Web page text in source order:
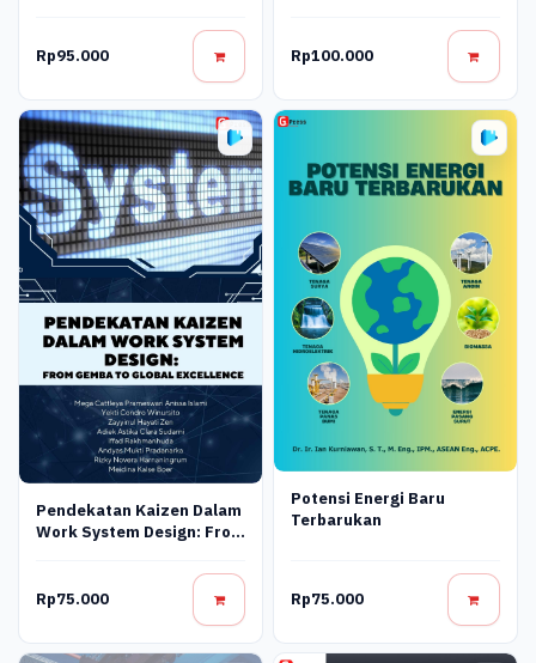
Rp95.000 Rp100.000
Pendekatan Kaizen Dalam
Work System Design: From
Rp75.000
Potensi Energi Baru
Terbarukan
Rp75.000